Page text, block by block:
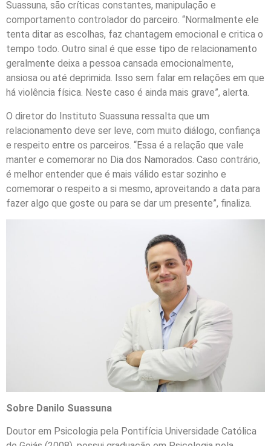
Suassuna, são críticas constantes, manipulação e
comportamento controlador do parceiro. “Normalmente ele
tenta ditar as escolhas, faz chantagem emocional e critica o
tempo todo. Outro sinal é que esse tipo de relacionamento
geralmente deixa a pessoa cansada emocionalmente,
ansiosa ou até deprimida. Isso sem falar em relações em que
há violência física. Neste caso é ainda mais grave”, alerta.
O diretor do Instituto Suassuna ressalta que um
relacionamento deve ser leve, com muito diálogo, confiança
e respeito entre os parceiros. “Essa é a relação que vale
manter e comemorar no Dia dos Namorados. Caso contrário,
é melhor entender que é mais válido estar sozinho e
comemorar o respeito a si mesmo, aproveitando a data para
fazer algo que goste ou para se dar um presente”, finaliza.
Sobre Danilo Suassuna
Doutor em Psicologia pela Pontifícia Universidade Católica